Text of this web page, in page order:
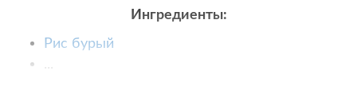
Ингредиенты:
Рис бурый